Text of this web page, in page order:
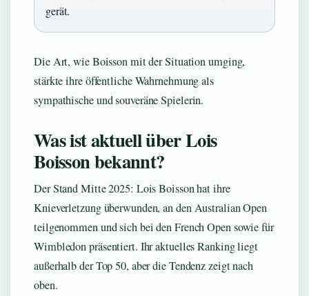
gerät.
Die Art, wie Boisson mit der Situation umging,
stärkte ihre öffentliche Wahrnehmung als
sympathische und souveräne Spielerin.
Was ist aktuell über Lois
Boisson bekannt?
Der Stand Mitte 2025: Lois Boisson hat ihre
Knieverletzung überwunden, an den Australian Open
teilgenommen und sich bei den French Open sowie für
Wimbledon präsentiert. Ihr aktuelles Ranking liegt
außerhalb der Top 50, aber die Tendenz zeigt nach
oben.